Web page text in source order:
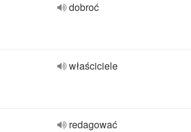
dobroć
właściciele
redagować